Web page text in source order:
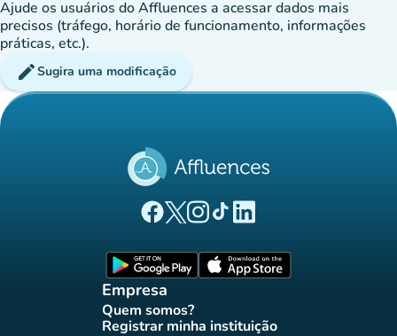
Ajude os usuários do Affluences a acessar dados mais
precisos (tráfego, horário de funcionamento, informações
práticas, etc.).
editSugira uma modificação
(novo separador)
(novo separador)
(novo separador)
(novo separador)
(novo separador)
Empresa
Quem somos?(novo separador)
Registrar minha instituição